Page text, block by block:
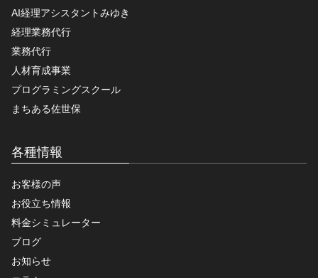
AI経理アシスタントみゆき
経理業務代行
業務代行
人材育成事業
プログラミングスクール
まちある佐世保
各種情報
お客様の声
お役立ち情報
料金シミュレーター
ブログ
お知らせ